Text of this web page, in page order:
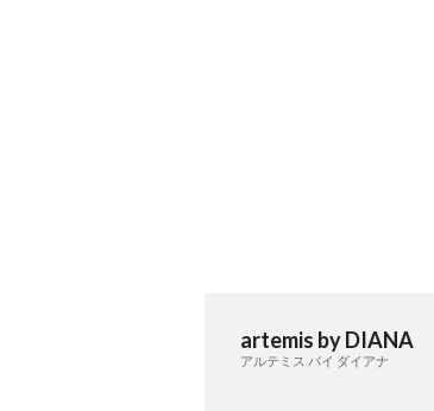
artemis by DIANA
アルテミス バイ ダイアナ